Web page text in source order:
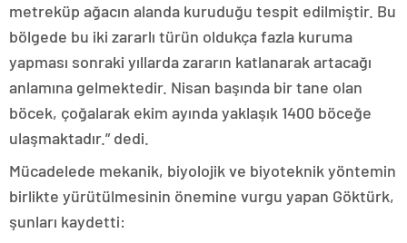
metreküp ağacın alanda kuruduğu tespit edilmiştir. Bu
bölgede bu iki zararlı türün oldukça fazla kuruma
yapması sonraki yıllarda zararın katlanarak artacağı
anlamına gelmektedir. Nisan başında bir tane olan
böcek, çoğalarak ekim ayında yaklaşık 1400 böceğe
ulaşmaktadır.” dedi.
Mücadelede mekanik, biyolojik ve biyoteknik yöntemin
birlikte yürütülmesinin önemine vurgu yapan Göktürk,
şunları kaydetti: